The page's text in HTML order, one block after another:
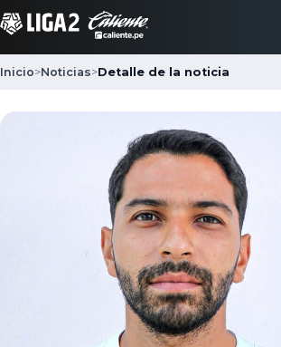
Inicio>Noticias>Detalle de la noticia